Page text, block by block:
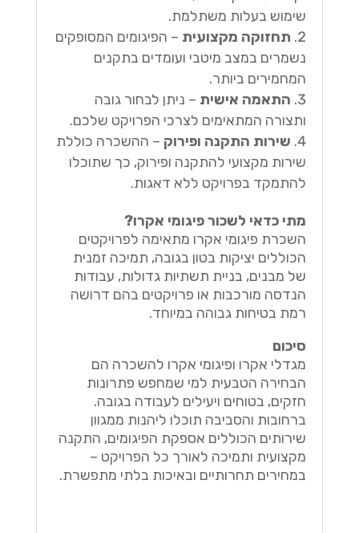
שימוש בעלות משתלמת.
תחזוקה מקצועית – הפיגומים המסופקים
נשמרים במצב מיטבי ועומדים בתקנים
המחמירים ביותר.
התאמה אישית – ניתן לבחור גובה
ותצורה המתאימים לצרכי הפרויקט שלכם.
שירות התקנה ופירוק – ההשכרה כוללת
שירות מקצועי להתקנה ופירוק, כך שתוכלו
להתמקד בפרויקט ללא דאגות.
מתי כדאי לשכור פיגומי אקרו?
השכרת פיגומי אקרו מתאימה לפרויקטים
הכוללים יציקות בטון בגובה, תמיכה זמנית
של מבנים, בניית תשתיות גדולות, עבודות
הנדסה מורכבות או פרויקטים בהם דרושה
רמת בטיחות גבוהה במיוחד.
סיכום
מגדלי אקרו ופיגומי אקרו להשכרה הם
הבחירה הטבעית למי שמחפש פתרונות
חזקים, בטוחים ויעילים לעבודה בגובה.
ברחובות והסביבה תוכלו ליהנות ממגוון
שירותים הכוללים אספקת הפיגומים, התקנה
מקצועית ותמיכה לאורך כל הפרויקט –
במחירים תחרותיים ובאיכות בלתי מתפשרת.